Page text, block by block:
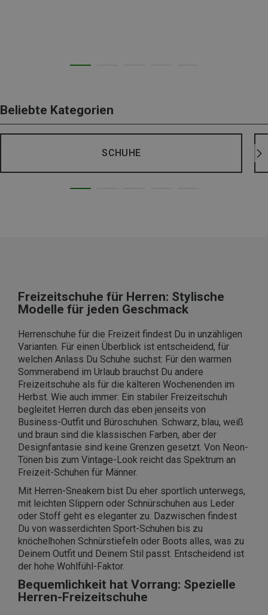
Beliebte Kategorien
SCHUHE
Freizeitschuhe für Herren: Stylische
Modelle für jeden Geschmack
Herrenschuhe für die Freizeit findest Du in unzähligen
Varianten. Für einen Überblick ist entscheidend, für
welchen Anlass Du Schuhe suchst: Für den warmen
Sommerabend im Urlaub brauchst Du andere
Freizeitschuhe als für die kälteren Wochenenden im
Herbst. Wie auch immer: Ein stabiler Freizeitschuh
begleitet Herren durch das eben jenseits von
Business-Outfit und Büroschuhen. Schwarz, blau, weiß
und braun sind die klassischen Farben, aber der
Designfantasie sind keine Grenzen gesetzt. Von Neon-
Tönen bis zum Vintage-Look reicht das Spektrum an
Freizeit-Schuhen für Männer.
Mit Herren-Sneakern bist Du eher sportlich unterwegs,
mit leichten Slippern oder Schnürschuhen aus Leder
oder Stoff geht es eleganter zu. Dazwischen findest
Du von wasserdichten Sport-Schuhen bis zu
knöchelhohen Schnürstiefeln oder Boots alles, was zu
Deinem Outfit und Deinem Stil passt. Entscheidend ist
der hohe Wohlfühl-Faktor.
Bequemlichkeit hat Vorrang: Spezielle
Herren-Freizeitschuhe